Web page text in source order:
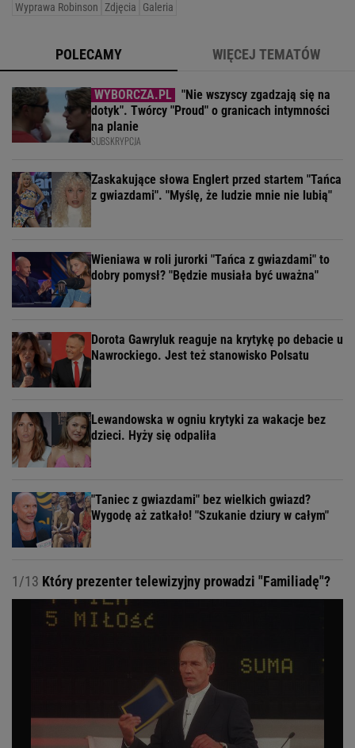
Wyprawa Robinson Zdjęcia Galeria
POLECAMY WIĘCEJ TEMATÓW
"Nie wszyscy zgadzają się na
dotyk". Twórcy "Proud" o granicach intymności
na planie
SUBSKRYPCJA
Zaskakujące słowa Englert przed startem "Tańca
z gwiazdami". "Myślę, że ludzie mnie nie lubią"
Wieniawa w roli jurorki "Tańca z gwiazdami" to
dobry pomysł? "Będzie musiała być uważna"
Dorota Gawryluk reaguje na krytykę po debacie u
Nawrockiego. Jest też stanowisko Polsatu
Lewandowska w ogniu krytyki za wakacje bez
dzieci. Hyży się odpaliła
"Taniec z gwiazdami" bez wielkich gwiazd?
Wygodę aż zatkało! "Szukanie dziury w całym"
1/13 Który prezenter telewizyjny prowadzi "Familiadę"?